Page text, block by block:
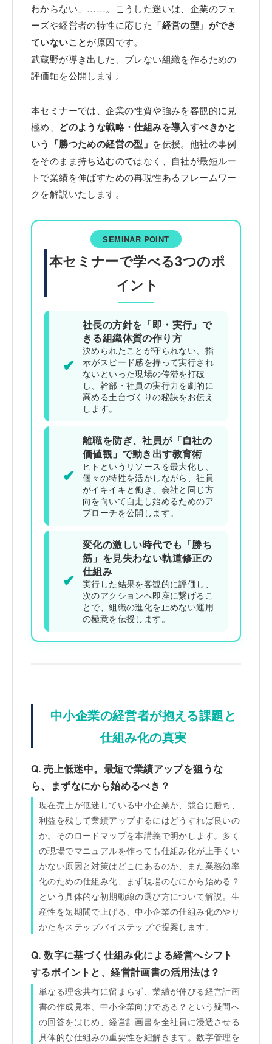
わからない」……。こうした迷いは、企業のフェ
ーズや経営者の特性に応じた 「経営の型」ができ
ていないことが原因です。
武蔵野が導き出した、ブレない組織を作るための
評価軸を公開します。
本セミナーでは、企業の性質や強みを客観的に見
極め、 どのような戦略・仕組みを導入すべきかと
いう「勝つための経営の型」 を伝授。他社の事例
をそのまま持ち込むのではなく、自社が最短ルー
トで業績を伸ばすための再現性あるフレームワー
クを解説いたします。
SEMINAR POINT
本セミナーで学べる3つのポ
イント
✔
社長の方針を「即・実行」で
きる組織体質の作り方
決められたことが守られない、指
示がスピード感を持って実行され
ないといった現場の停滞を打破
し、幹部・社員の実行力を劇的に
高める土台づくりの秘訣をお伝え
します。
✔
離職を防ぎ、社員が「自社の
価値観」で動き出す教育術
ヒトというリソースを最大化し、
個々の特性を活かしながら、社員
がイキイキと働き、会社と同じ方
向を向いて自走し始めるためのア
プローチを公開します。
✔
変化の激しい時代でも「勝ち
筋」を見失わない軌道修正の
仕組み
実行した結果を客観的に評価し、
次のアクションへ即座に繋げるこ
とで、組織の進化を止めない運用
の極意を伝授します。
中小企業の経営者が抱える課題と
仕組み化の真実
Q. 売上低迷中。最短で業績アップを狙うな
ら、まずなにから始めるべき？
現在売上が低迷している中小企業が、競合に勝ち、
利益を残して業績アップするにはどうすれば良いの
か。そのロードマップを本講義で明かします。多く
の現場でマニュアルを作っても仕組み化が上手くい
かない原因と対策はどこにあるのか、また業務効率
化のための仕組み化、まず現場のなにから始める？
という具体的な初期動線の選び方について解説。生
産性を短期間で上げる、中小企業の仕組み化のやり
かたをステップバイステップで提案します。
Q. 数字に基づく仕組み化による経営へシフト
するポイントと、経営計画書の活用法は？
単なる理念共有に留まらず、業績が伸びる経営計画
書の作成見本、中小企業向けである？という疑問へ
の回答をはじめ、経営計画書を全社員に浸透させる
具体的な仕組みの重要性を紐解きます。数字管理を